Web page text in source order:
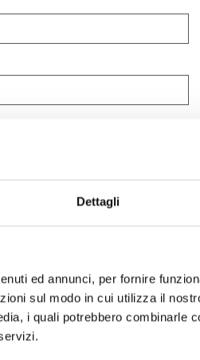
Dettagli
ed annunci, per fornire
sul modo in cui utilizza il
i quali potrebbero combinarle
CST Reggio Emilia
CST Agenzie di viaggio -